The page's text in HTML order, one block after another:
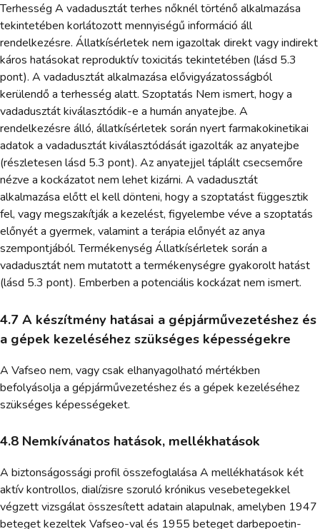
Terhesség A vadadusztát terhes nőknél történő alkalmazása
tekintetében korlátozott mennyiségű információ áll
rendelkezésre. Állatkísérletek nem igazoltak direkt vagy indirekt
káros hatásokat reproduktív toxicitás tekintetében (lásd 5.3
pont). A vadadusztát alkalmazása elővigyázatosságból
kerülendő a terhesség alatt. Szoptatás Nem ismert, hogy a
vadadusztát kiválasztódik-e a humán anyatejbe. A
rendelkezésre álló, állatkísérletek során nyert farmakokinetikai
adatok a vadadusztát kiválasztódását igazolták az anyatejbe
(részletesen lásd 5.3 pont). Az anyatejjel táplált csecsemőre
nézve a kockázatot nem lehet kizárni. A vadadusztát
alkalmazása előtt el kell dönteni, hogy a szoptatást függesztik
fel, vagy megszakítják a kezelést, figyelembe véve a szoptatás
előnyét a gyermek, valamint a terápia előnyét az anya
szempontjából. Termékenység Állatkísérletek során a
vadadusztát nem mutatott a termékenységre gyakorolt hatást
(lásd 5.3 pont). Emberben a potenciális kockázat nem ismert.
4.7 A készítmény hatásai a gépjárművezetéshez és
a gépek kezeléséhez szükséges képességekre
A Vafseo nem, vagy csak elhanyagolható mértékben
befolyásolja a gépjárművezetéshez és a gépek kezeléséhez
szükséges képességeket.
4.8 Nemkívánatos hatások, mellékhatások
A biztonságossági profil összefoglalása A mellékhatások két
aktív kontrollos, dialízisre szoruló krónikus vesebetegekkel
végzett vizsgálat összesített adatain alapulnak, amelyben 1947
beteget kezeltek Vafseo-val és 1955 beteget darbepoetin-